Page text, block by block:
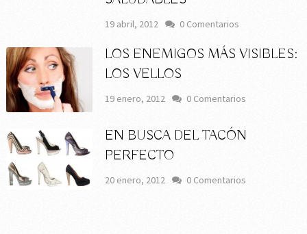
19 abril, 2012 0 Comentarios
LOS ENEMIGOS MÁS VISIBLES:
LOS VELLOS
19 enero, 2012 0 Comentarios
EN BUSCA DEL TACÓN
PERFECTO
20 enero, 2012 0 Comentarios